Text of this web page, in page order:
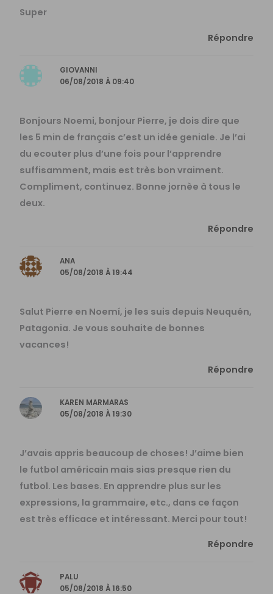
Super
Répondre
GIOVANNI
06/08/2018 À 09:40
Bonjours Noemi, bonjour Pierre, je dois dire que
les 5 min de français c’est un idée geniale. Je l’ai
du ecouter plus d’une fois pour l’apprendre
suffisamment, mais est très bon vraiment.
Compliment, continuez. Bonne jornèe à tous le
deux.
Répondre
ANA
05/08/2018 À 19:44
Salut Pierre en Noemí, je les suis depuis Neuquén,
Patagonia. Je vous souhaite de bonnes
vacances!
Répondre
KAREN MARMARAS
05/08/2018 À 19:30
J’avais appris beaucoup de choses! J’aime bien
le futbol américain mais sias presque rien du
futbol. Les bases. En apprendre plus sur les
expressions, la grammaire, etc., dans ce façon
est très efficace et intéressant. Merci pour tout!
Répondre
PALU
05/08/2018 À 16:50